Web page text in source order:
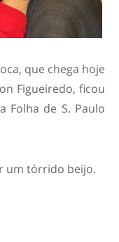
que chega hoje
Figueiredo, ficou
Folha de S. Paulo
um tórrido beijo.